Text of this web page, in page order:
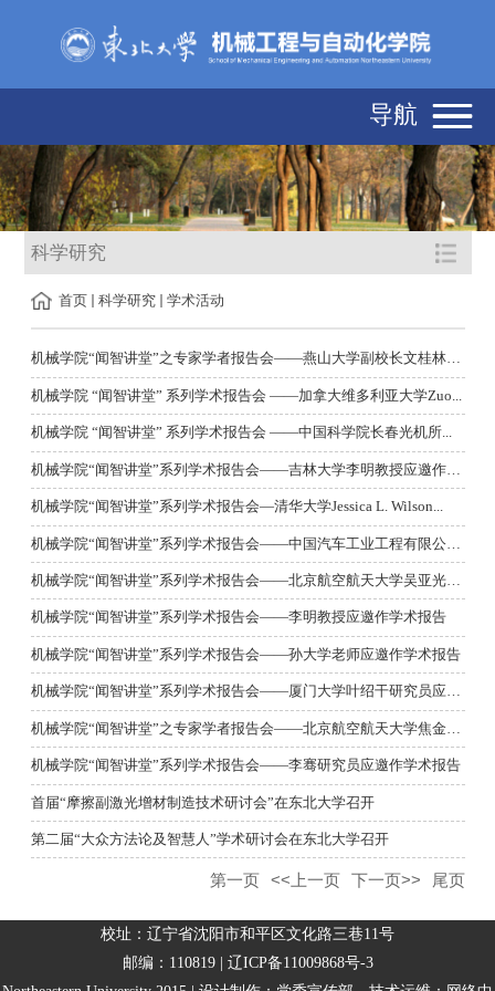
导航
科学研究
首页 科学研究 学术活动
机械学院“闻智讲堂”之专家学者报告会——燕山大学副校长文桂林教...
机械学院 “闻智讲堂” 系列学术报告会 ——加拿大维多利亚大学Zuo...
机械学院 “闻智讲堂” 系列学术报告会 ——中国科学院长春光机所...
机械学院“闻智讲堂”系列学术报告会——吉林大学李明教授应邀作学...
机械学院“闻智讲堂”系列学术报告会—清华大学Jessica L. Wilson...
机械学院“闻智讲堂”系列学术报告会——中国汽车工业工程有限公司...
机械学院“闻智讲堂”系列学术报告会——北京航空航天大学吴亚光副...
机械学院“闻智讲堂”系列学术报告会——李明教授应邀作学术报告
机械学院“闻智讲堂”系列学术报告会——孙大学老师应邀作学术报告
机械学院“闻智讲堂”系列学术报告会——厦门大学叶绍干研究员应邀...
机械学院“闻智讲堂”之专家学者报告会——北京航空航天大学焦金阳...
机械学院“闻智讲堂”系列学术报告会——李骞研究员应邀作学术报告
首届“摩擦副激光增材制造技术研讨会”在东北大学召开
第二届“大众方法论及智慧人”学术研讨会在东北大学召开
第一页 <<上一页 下一页>> 尾页
校址：辽宁省沈阳市和平区文化路三巷11号
邮编：110819 | 辽ICP备11009868号-3